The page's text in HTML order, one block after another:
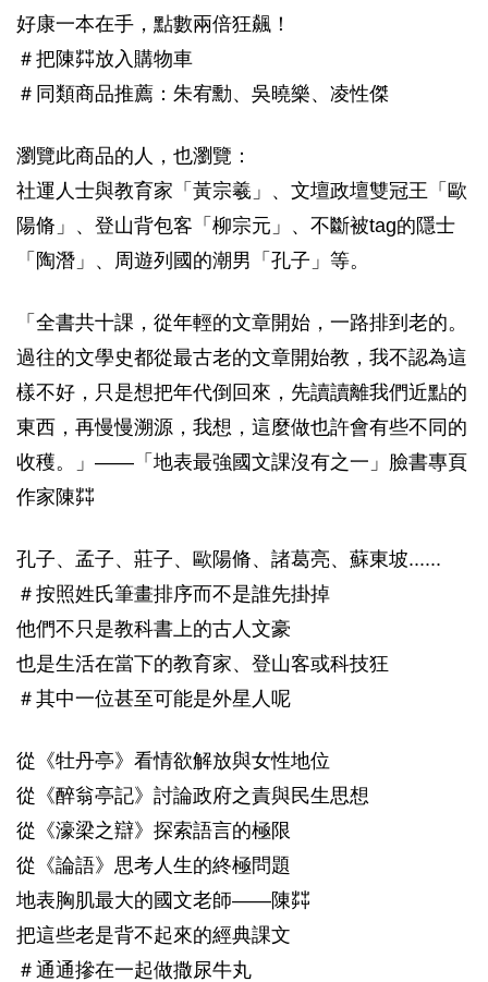
好康一本在手，點數兩倍狂飆！
＃把陳茻放入購物車
＃同類商品推薦：朱宥勳、吳曉樂、凌性傑
瀏覽此商品的人，也瀏覽：
社運人士與教育家「黃宗羲」、文壇政壇雙冠王「歐
陽脩」、登山背包客「柳宗元」、不斷被tag的隱士
「陶潛」、周遊列國的潮男「孔子」等。
「全書共十課，從年輕的文章開始，一路排到老的。
過往的文學史都從最古老的文章開始教，我不認為這
樣不好，只是想把年代倒回來，先讀讀離我們近點的
東西，再慢慢溯源，我想，這麼做也許會有些不同的
收穫。」——「地表最強國文課沒有之一」臉書專頁
作家陳茻
孔子、孟子、莊子、歐陽脩、諸葛亮、蘇東坡......
＃按照姓氏筆畫排序而不是誰先掛掉
他們不只是教科書上的古人文豪
也是生活在當下的教育家、登山客或科技狂
＃其中一位甚至可能是外星人呢
從《牡丹亭》看情欲解放與女性地位
從《醉翁亭記》討論政府之責與民生思想
從《濠梁之辯》探索語言的極限
從《論語》思考人生的終極問題
地表胸肌最大的國文老師——陳茻
把這些老是背不起來的經典課文
＃通通摻在一起做撒尿牛丸